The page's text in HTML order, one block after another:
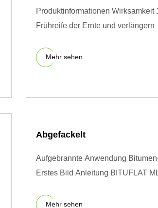
Produktinformationen
Frühreife der Ernte und verlängern
Mehr sehen
Abgefackelt
Aufgebrannte Anwendung
Erstes Bild Anleitung BITUFLAT
Mehr sehen